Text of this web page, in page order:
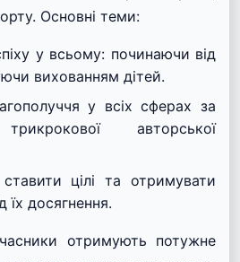
Основні теми:
у всьому: починаючи від
вихованням дітей.
у всіх сферах за
авторської
цілі та отримувати
їх досягнення.
отримують потужне